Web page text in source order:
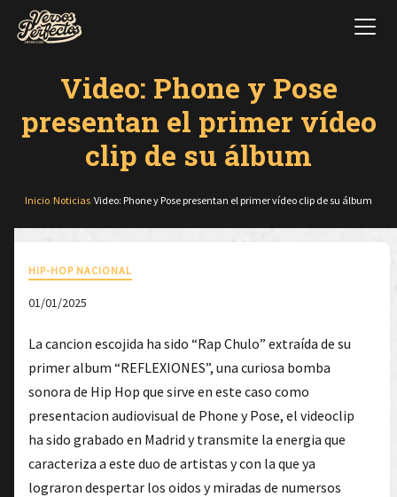
Video: Phone y Pose
presentan el primer vídeo
clip de su álbum
Inicio Noticias Video: Phone y Pose presentan el primer vídeo clip de su álbum
HIP-HOP NACIONAL
01/01/2025
La cancion escojida ha sido “Rap Chulo” extraída de su
primer album “REFLEXIONES”, una curiosa bomba
sonora de Hip Hop que sirve en este caso como
presentacion audiovisual de Phone y Pose, el videoclip
ha sido grabado en Madrid y transmite la energia que
caracteriza a este duo de artistas y con la que ya
lograron despertar los oidos y miradas de numersos